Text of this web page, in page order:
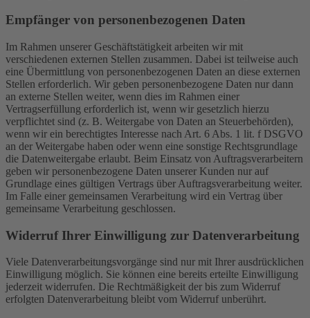
Empfänger von personenbezogenen Daten
Im Rahmen unserer Geschäftstätigkeit arbeiten wir mit
verschiedenen externen Stellen zusammen. Dabei ist teilweise auch
eine Übermittlung von personenbezogenen Daten an diese externen
Stellen erforderlich. Wir geben personenbezogene Daten nur dann
an externe Stellen weiter, wenn dies im Rahmen einer
Vertragserfüllung erforderlich ist, wenn wir gesetzlich hierzu
verpflichtet sind (z. B. Weitergabe von Daten an Steuerbehörden),
wenn wir ein berechtigtes Interesse nach Art. 6 Abs. 1 lit. f DSGVO
an der Weitergabe haben oder wenn eine sonstige Rechtsgrundlage
die Datenweitergabe erlaubt. Beim Einsatz von Auftragsverarbeitern
geben wir personenbezogene Daten unserer Kunden nur auf
Grundlage eines gültigen Vertrags über Auftragsverarbeitung weiter.
Im Falle einer gemeinsamen Verarbeitung wird ein Vertrag über
gemeinsame Verarbeitung geschlossen.
Widerruf Ihrer Einwilligung zur Datenverarbeitung
Viele Datenverarbeitungsvorgänge sind nur mit Ihrer ausdrücklichen
Einwilligung möglich. Sie können eine bereits erteilte Einwilligung
jederzeit widerrufen. Die Rechtmäßigkeit der bis zum Widerruf
erfolgten Datenverarbeitung bleibt vom Widerruf unberührt.